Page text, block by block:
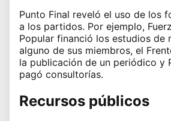
Punto Final reveló el uso de los
a los partidos. Por ejemplo,
Popular financió los estudios de
alguno de sus miembros, el
la publicación de un periódico y
pagó consultorías.
Recursos públicos